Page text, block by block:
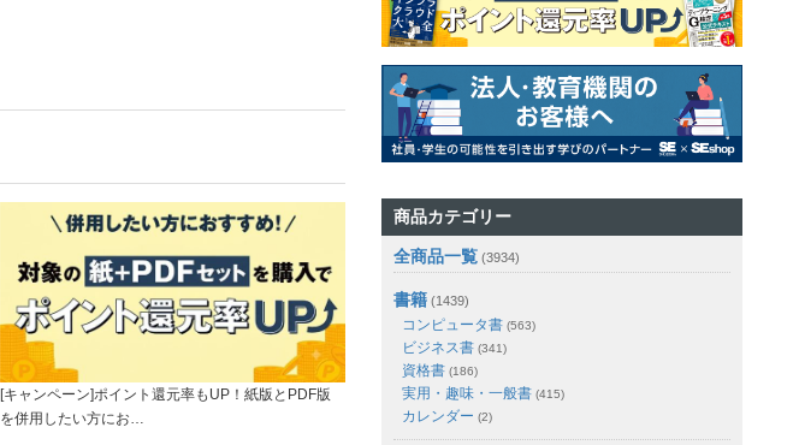
[キャンペーン]ポイント還元率もUP！紙版とPDF版
を併用したい方にお…
商品カテゴリー
全商品一覧 (3934)
書籍 (1439)
コンピュータ書 (563)
ビジネス書 (341)
資格書 (186)
実用・趣味・一般書 (415)
カレンダー (2)